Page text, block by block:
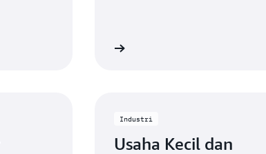
Industri
Usaha Kecil dan